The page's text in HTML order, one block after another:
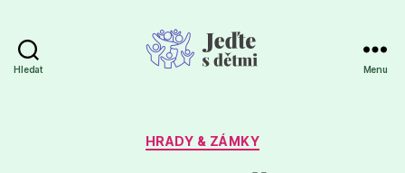
Hledat Menu
Rubriky
HRADY & ZÁMKY